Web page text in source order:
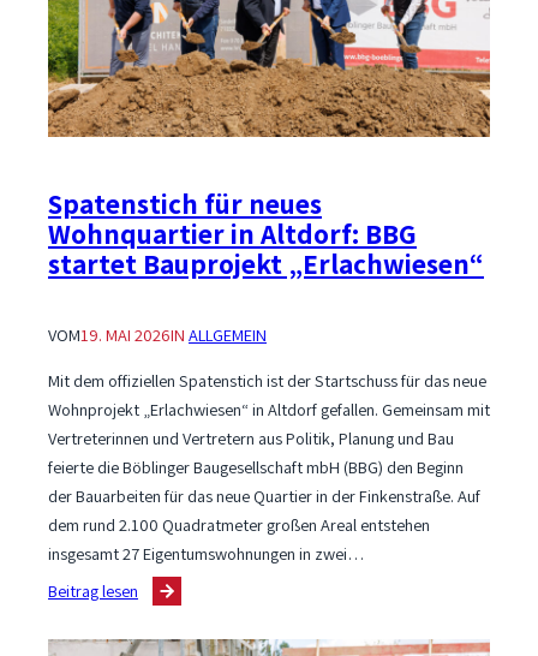
Spatenstich für neues
Wohnquartier in Altdorf: BBG
startet Bauprojekt „Erlachwiesen“
VOM19. MAI 2026IN ALLGEMEIN
Mit dem offiziellen Spatenstich ist der Startschuss für das neue
Wohnprojekt „Erlachwiesen“ in Altdorf gefallen. Gemeinsam mit
Vertreterinnen und Vertretern aus Politik, Planung und Bau
feierte die Böblinger Baugesellschaft mbH (BBG) den Beginn
der Bauarbeiten für das neue Quartier in der Finkenstraße. Auf
dem rund 2.100 Quadratmeter großen Areal entstehen
insgesamt 27 Eigentumswohnungen in zwei…
Beitrag lesen
Spatenstich
für